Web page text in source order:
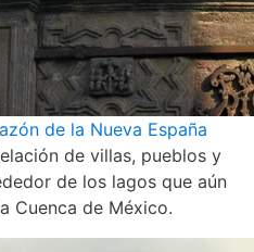
de la Nueva España
de villas, pueblos y
de los lagos que aún
Cuenca de México.